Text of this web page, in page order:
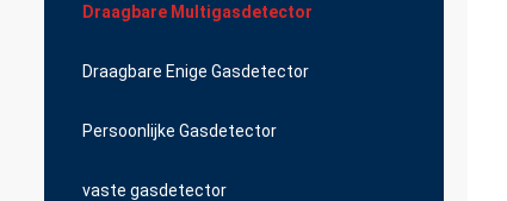
Draagbare Multigasdetector
Draagbare Enige Gasdetector
Persoonlijke Gasdetector
vaste gasdetector